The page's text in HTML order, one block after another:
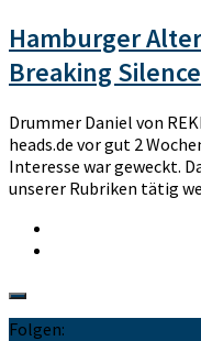
Hamburger
Breaking Silence
Drummer Daniel von
heads.de vor gut 2
Interesse war geweckt.
unserer Rubriken tätig
Folgen: